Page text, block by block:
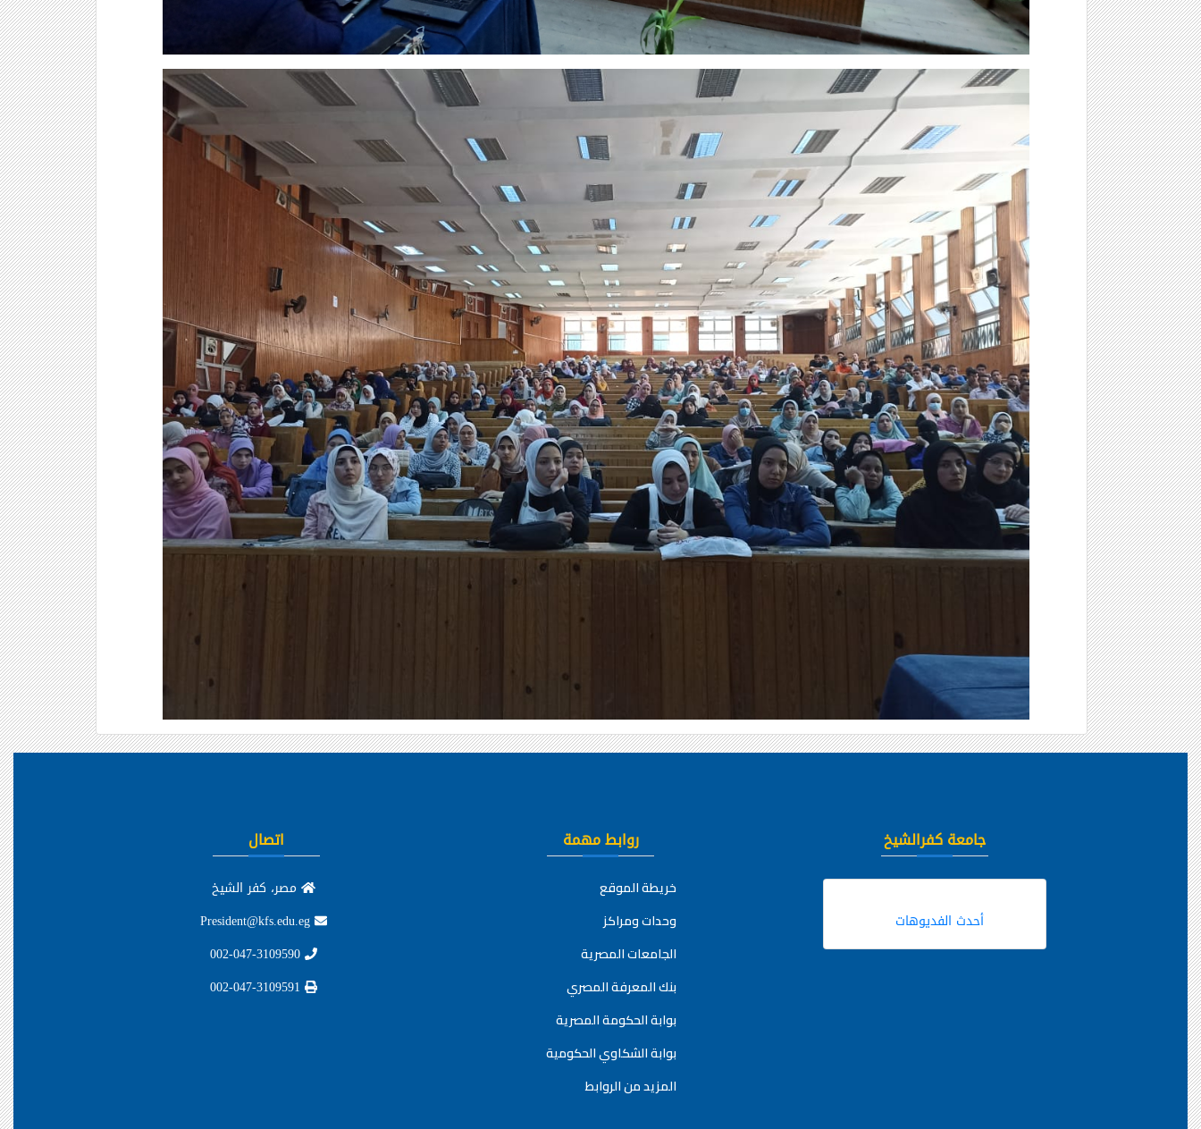
جامعة كفرالشيخ
أحدث الفديوهات
روابط مهمة
خريطة الموقع
وحدات ومراكز
الجامعات المصرية
بنك المعرفة المصري
بوابة الحكومة المصرية
بوابة الشكاوي الحكومية
المزيد من الروابط
اتصال
مصر، كفر الشيخ